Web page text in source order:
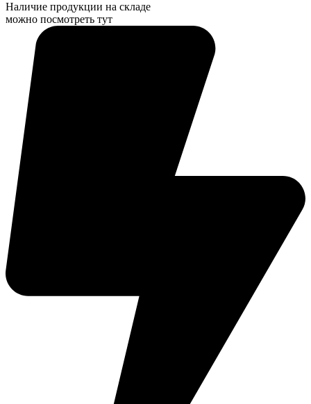
Наличие продукции на складе
можно посмотреть тут